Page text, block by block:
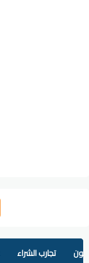
تجارب الشراء